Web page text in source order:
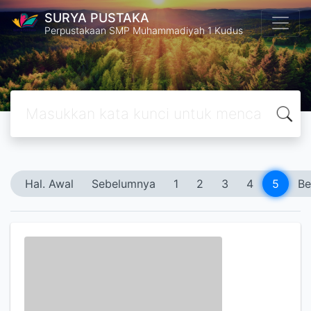
SURYA PUSTAKA
Perpustakaan SMP Muhammadiyah 1 Kudus
Hal. Awal Sebelumnya 1 2 3 4 5